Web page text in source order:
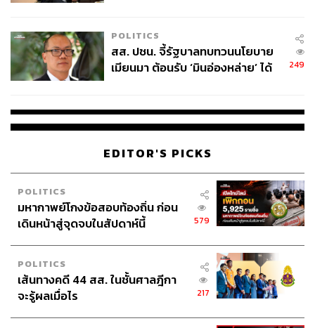
POLITICS
สส. ปชน. จี้รัฐบาลทบทวนนโยบาย
เมียนมา ต้อนรับ ‘มินอ่องหล่าย’ ได้
249
EDITOR'S PICKS
POLITICS
มหากาพย์โกงข้อสอบท้องถิ่น ก่อน
เดินหน้าสู่จุดจบในสัปดาห์นี้
579
POLITICS
เส้นทางคดี 44 สส. ในชั้นศาลฎีกา
จะรู้ผลเมื่อไร
217